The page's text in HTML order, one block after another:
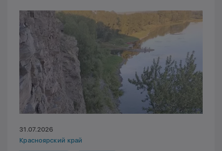
31.07.2026
Красноярский край